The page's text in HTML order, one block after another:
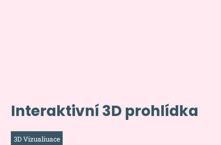
Interaktivní 3D prohlídka
3D Vizualiuace